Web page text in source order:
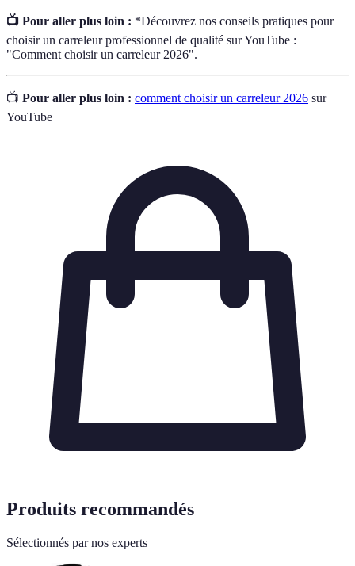
📺 Pour aller plus loin : *Découvrez nos conseils pratiques pour
choisir un carreleur professionnel de qualité sur YouTube :
"Comment choisir un carreleur 2026".
📺 Pour aller plus loin : comment choisir un carreleur 2026 sur
YouTube
Produits recommandés
Sélectionnés par nos experts